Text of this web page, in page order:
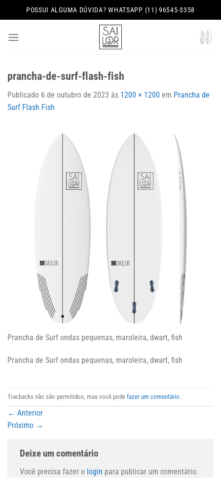
to
POSSUI ALGUMA DÚVIDA? WHATSAPP (11) 96545-3358
prancha-de-surf-flash-fish
Publicado 6 de outubro de 2023 às 1200 × 1200 em Prancha de
Surf Flash Fish
Prancha de Surf ondas pequenas, maroleira, dwart, fish
Prancha de Surf ondas pequenas, maroleira, dwart, fish
Tracbacks não são permitidos, mas você pode fazer um comentário.
← Anterior
Próximo →
Deixe um comentário
Você precisa fazer o login para publicar um comentário.